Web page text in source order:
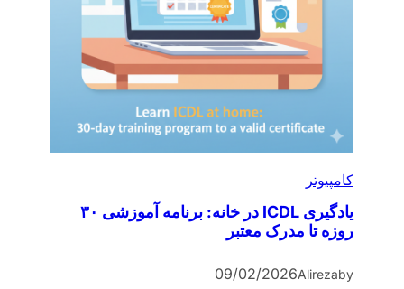
کامپیوتر
یادگیری ICDL در خانه: برنامه آموزشی ۳۰
روزه تا مدرک معتبر
by
Alireza
09/02/2026